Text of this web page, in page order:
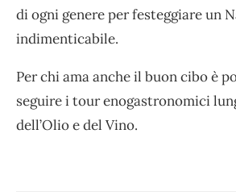
di ogni genere per festeggiare un
indimenticabile.
Per chi ama anche il buon cibo è
seguire i tour enogastronomici
dell’Olio e del Vino.